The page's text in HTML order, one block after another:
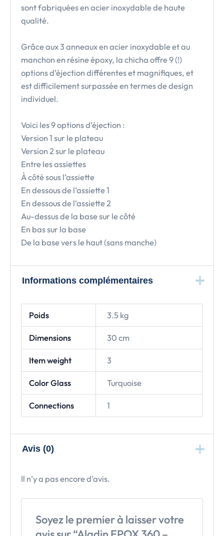
sont fabriquées en acier inoxydable de haute
qualité.
Grâce aux 3 anneaux en acier inoxydable et au
manchon en résine époxy, la chicha offre 9 (!)
options d’éjection différentes et magnifiques, et
est difficilement surpassée en termes de design
individuel.
Voici les 9 options d’éjection :
Version 1 sur le plateau
Version 2 sur le plateau
Entre les assiettes
À côté sous l’assiette
En dessous de l’assiette 1
En dessous de l’assiette 2
Au-dessus de la base sur le côté
En bas sur la base
De la base vers le haut (sans manche)
Informations complémentaires
Poids 3.5 kg
Dimensions 30 cm
Item weight 3
Color Glass Turquoise
Connections 1
Avis (0)
Il n’y a pas encore d’avis.
Soyez le premier à laisser votre